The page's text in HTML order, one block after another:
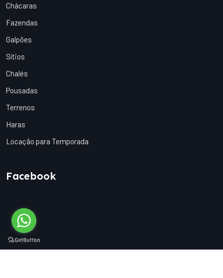
Chácaras
Fazendas
Galpões
Sítios
Chalés
Pousadas
Terrenos
Haras
Locação para Temporada
Facebook